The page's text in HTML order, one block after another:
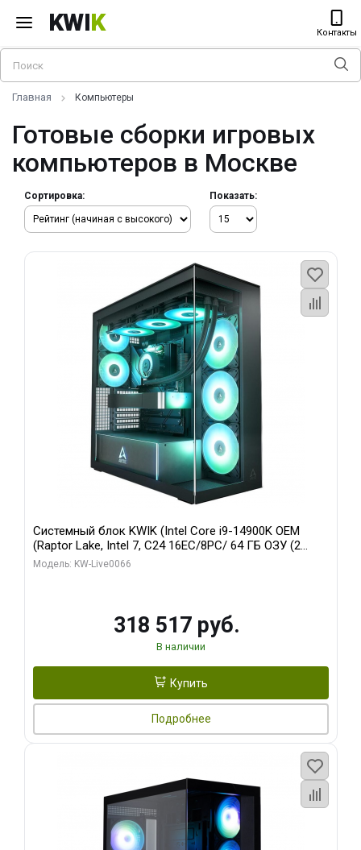
KWIK Контакты
Главная Компьютеры
Готовые сборки игровых
компьютеров в Москве
Сортировка: Показать:
Системный блок KWIK (Intel Core i9-14900K OEM
(Raptor Lake, Intel 7, C24 16EC/8PC/ 64 ГБ ОЗУ (2
модуля)/ Gigabyte RTX5080 XTREME WATERFORCE
Модель: KW-Live0066
318 517 руб.
В наличии
Купить
Подробнее